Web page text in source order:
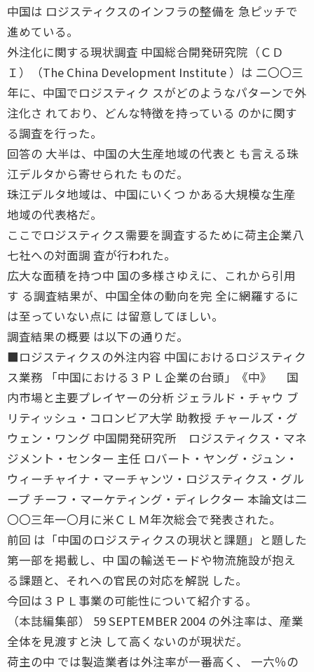
中国は ロジスティクスのインフラの整備を 急ピッチで
進めている。
外注化に関する現状調査 中国総合開発研究院（ＣＤ
Ｉ）（The China Development Institute ）は 二〇〇三
年に、中国でロジスティク スがどのようなパターンで外
注化さ れており、どんな特徴を持っている のかに関す
る調査を行った。
回答の 大半は、中国の大生産地域の代表と も言える珠
江デルタから寄せられた ものだ。
珠江デルタ地域は、中国にいくつ かある大規模な生産
地域の代表格だ。
ここでロジスティクス需要を調査するために荷主企業八
七社への対面調 査が行われた。
広大な面積を持つ中 国の多様さゆえに、これから引用
す る調査結果が、中国全体の動向を完 全に網羅するに
は至っていない点に は留意してほしい。
調査結果の概要 は以下の通りだ。
■ロジスティクスの外注内容 中国におけるロジスティク
ス業務 「中国における３ＰＬ企業の台頭」《中》 国
内市場と主要プレイヤーの分析 ジェラルド・チャウ ブ
リティッシュ・コロンビア大学 助教授 チャールズ・グ
ウェン・ワング 中国開発研究所 ロジスティクス・マネ
ジメント・センター 主任 ロバート・ヤング・ジュン・
ウィーチャイナ・マーチャンツ・ロジスティクス・グル
ープ チーフ・マーケティング・ディレクター 本論文は二
〇〇三年一〇月に米ＣＬＭ年次総会で発表された。
前回 は「中国のロジスティクスの現状と課題」と題した
第一部を掲載し、中 国の輸送モードや物流施設が抱え
る課題と、それへの官民の対応を解説 した。
今回は３ＰＬ事業の可能性について紹介する。
（本誌編集部） 59 SEPTEMBER 2004 の外注率は、産業
全体を見渡すと決 して高くないのが現状だ。
荷主の中 では製造業者は外注率が一番高く、 一六％の